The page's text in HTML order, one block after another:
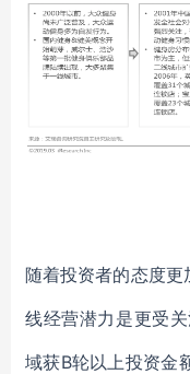
随着投资者的态度
线经营潜力是更受
域获B轮以上投资金